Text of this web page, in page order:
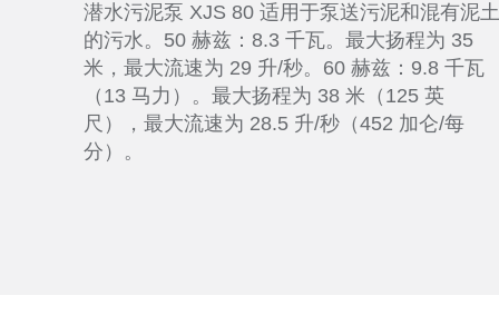
潜水污泥泵 XJS 80 适用于泵送污泥和混有泥土
的污水。50 赫兹：8.3 千瓦。最大扬程为 35
米，最大流速为 29 升/秒。60 赫兹：9.8 千瓦
（13 马力）。最大扬程为 38 米（125 英
尺），最大流速为 28.5 升/秒（452 加仑/每
分）。